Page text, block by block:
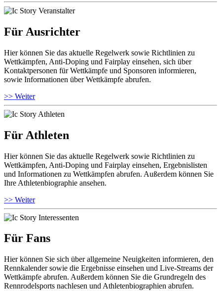
Für Ausrichter
Hier können Sie das aktuelle Regelwerk sowie Richtlinien zu
Wettkämpfen, Anti-Doping und Fairplay einsehen, sich über
Kontaktpersonen für Wettkämpfe und Sponsoren informieren,
sowie Informationen über Wettkämpfe abrufen.
>> Weiter
Für Athleten
Hier können Sie das aktuelle Regelwerk sowie Richtlinien zu
Wettkämpfen, Anti-Doping und Fairplay einsehen, Ergebnislisten
und Informationen zu Wettkämpfen abrufen. Außerdem können Sie
Ihre Athletenbiographie ansehen.
>> Weiter
Für Fans
Hier können Sie sich über allgemeine Neuigkeiten informieren, den
Rennkalender sowie die Ergebnisse einsehen und Live-Streams der
Wettkämpfe abrufen. Außerdem können Sie die Grundregeln des
Rennrodelsports nachlesen und Athletenbiographien abrufen.